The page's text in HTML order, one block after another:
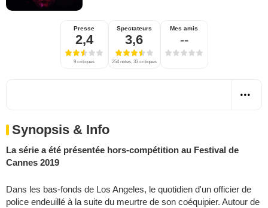
Presse
2,4
9 critiques
Spectateurs
3,6
254 notes, 33 critiques
Mes amis
--
Synopsis & Info
La série a été présentée hors-compétition au Festival de
Cannes 2019
Dans les bas-fonds de Los Angeles, le quotidien d'un officier de
police endeuillé à la suite du meurtre de son coéquipier. Autour de